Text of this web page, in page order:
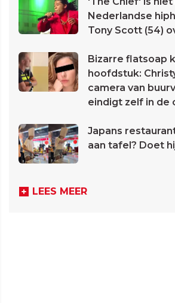
Nederlandse
Tony Scott (54)
Bizarre flatsoap
hoofdstuk:
camera van
eindigt zelf in de
Japans
aan tafel? Doet
LEES MEER